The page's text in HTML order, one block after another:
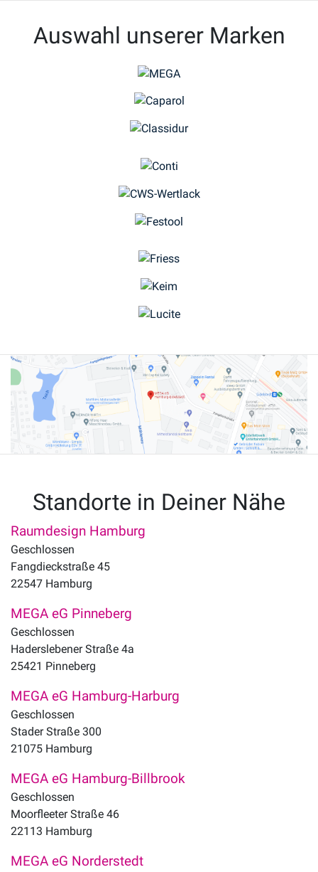
Auswahl unserer Marken
Standorte in Deiner Nähe
Raumdesign Hamburg
Geschlossen
Fangdieckstraße 45
22547 Hamburg
MEGA eG Pinneberg
Geschlossen
Haderslebener Straße 4a
25421 Pinneberg
MEGA eG Hamburg-Harburg
Geschlossen
Stader Straße 300
21075 Hamburg
MEGA eG Hamburg-Billbrook
Geschlossen
Moorfleeter Straße 46
22113 Hamburg
MEGA eG Norderstedt